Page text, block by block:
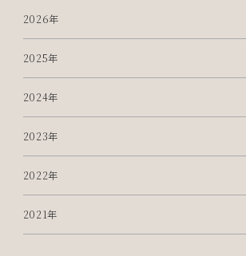
2026年
2025年
2024年
2023年
2022年
2021年